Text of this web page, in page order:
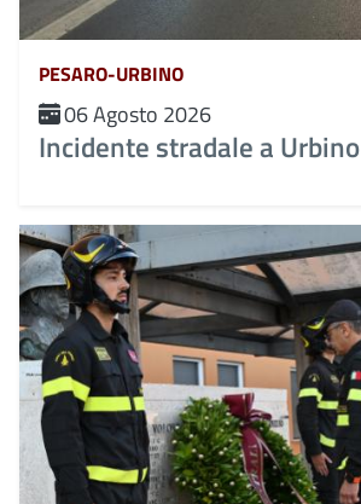
PESARO-URBINO
06 Agosto 2026
Incidente stradale a Urbino